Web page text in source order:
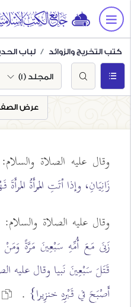
كتب التخريج والزوائد لباب
المجلد (1)
عرض
وقال عليه الصلاة والسلام:
زَانِيَانِ، وإذا أتَتِ المْرأَةُ
وقال عليه الصلاة والسلام:
زَنَى مَعَ أُمِّهِ سَبْعِينَ مَرَّةً وَمَنْ
قَتَلَ سَبْعِينَ نَبيا وقال عليه
أَصْبَحَ في قَبْرِهِ خنزِيرا} .